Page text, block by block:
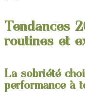
Tendances
routines et
La sobriété
performance à